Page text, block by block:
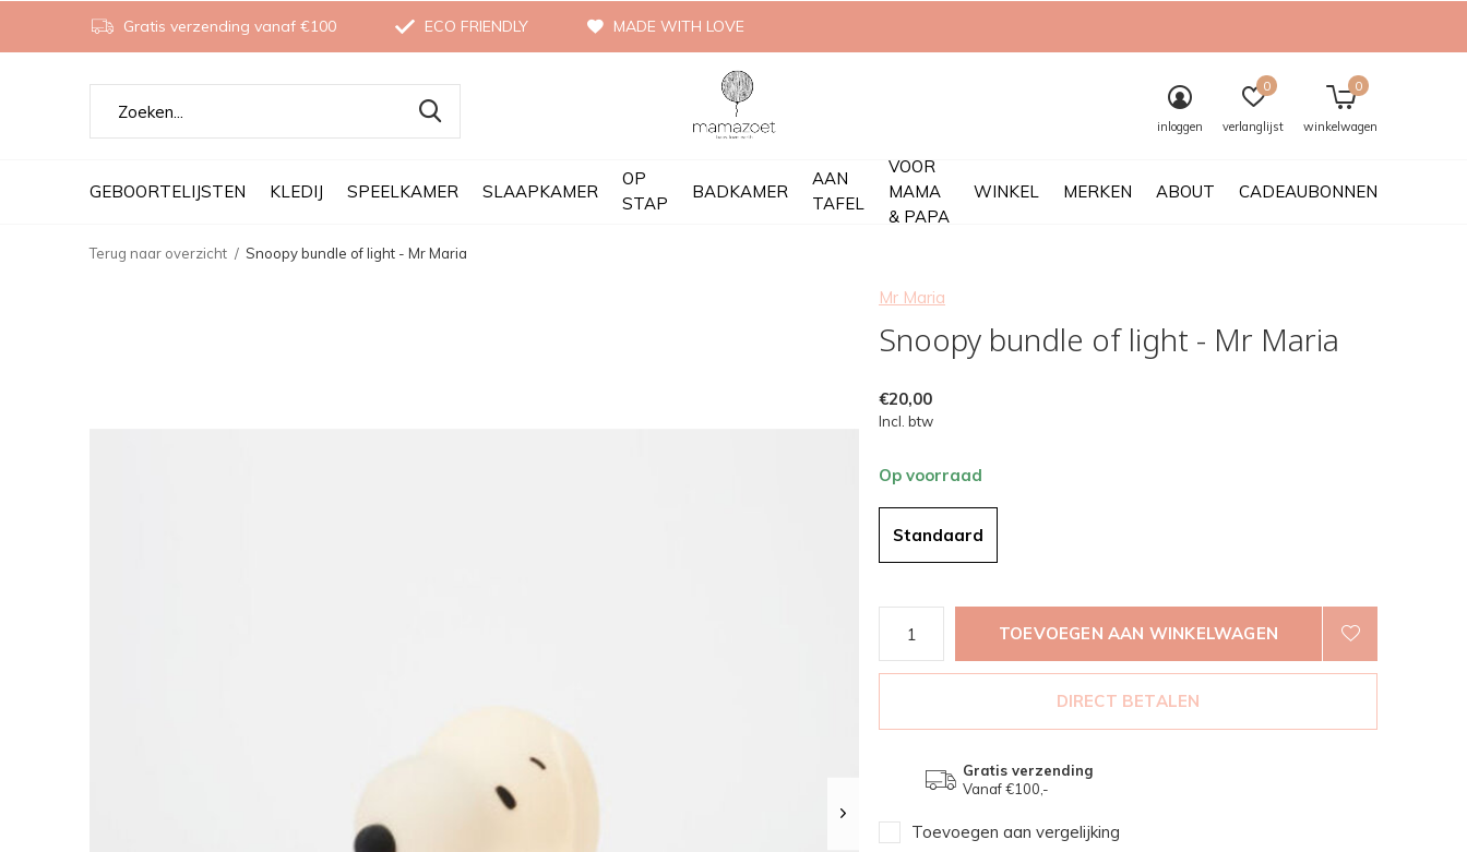
GEBOORTELIJSTEN KLEDIJ SPEELKAMER SLAAPKAMER
OP
STAP
BADKAMER
AAN
TAFEL
VOOR
MAMA
& PAPA
WINKEL MERKEN ABOUT CADEAUBONNEN
inloggen verlanglijst
0
winkelwagen
0
Gratis verzending vanaf €100 ECO FRIENDLY MADE WITH LOVE
Terug naar overzicht Snoopy bundle of light - Mr Maria
Mr Maria
Snoopy bundle of light - Mr Maria
€20,00
Incl. btw
Op voorraad
Standaard
TOEVOEGEN AAN WINKELWAGEN
DIRECT BETALEN
Gratis verzending
Vanaf €100,-
Toevoegen aan vergelijking